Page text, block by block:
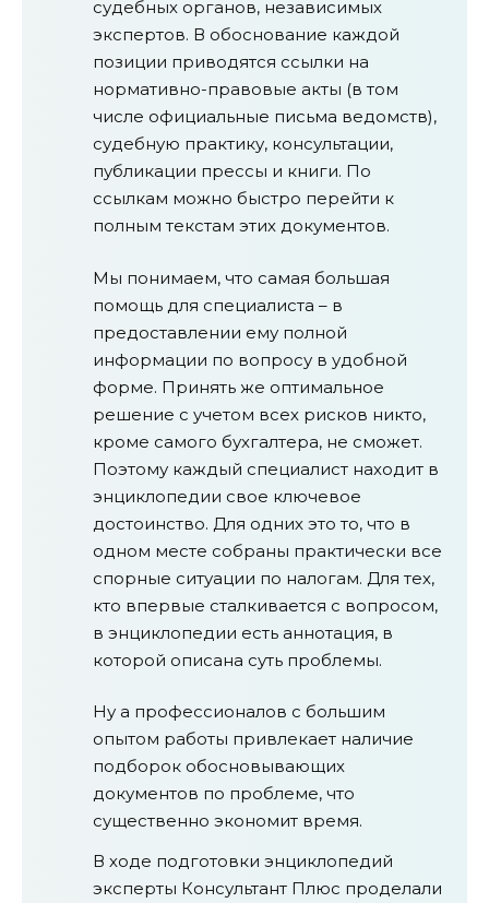
судебных органов, независимых
экспертов. В обоснование каждой
позиции приводятся ссылки на
нормативно-правовые акты (в том
числе официальные письма ведомств),
судебную практику, консультации,
публикации прессы и книги. По
ссылкам можно быстро перейти к
полным текстам этих документов.
Мы понимаем, что самая большая
помощь для специалиста – в
предоставлении ему полной
информации по вопросу в удобной
форме. Принять же оптимальное
решение с учетом всех рисков никто,
кроме самого бухгалтера, не сможет.
Поэтому каждый специалист находит в
энциклопедии свое ключевое
достоинство. Для одних это то, что в
одном месте собраны практически все
спорные ситуации по налогам. Для тех,
кто впервые сталкивается с вопросом,
в энциклопедии есть аннотация, в
которой описана суть проблемы.
Ну а профессионалов с большим
опытом работы привлекает наличие
подборок обосновывающих
документов по проблеме, что
существенно экономит время.
В ходе подготовки энциклопедий
эксперты Консультант Плюс проделали